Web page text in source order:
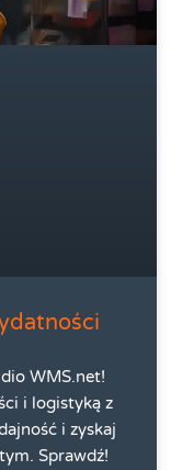
WMS.net!
i logistyką z
i zyskaj
Sprawdź!